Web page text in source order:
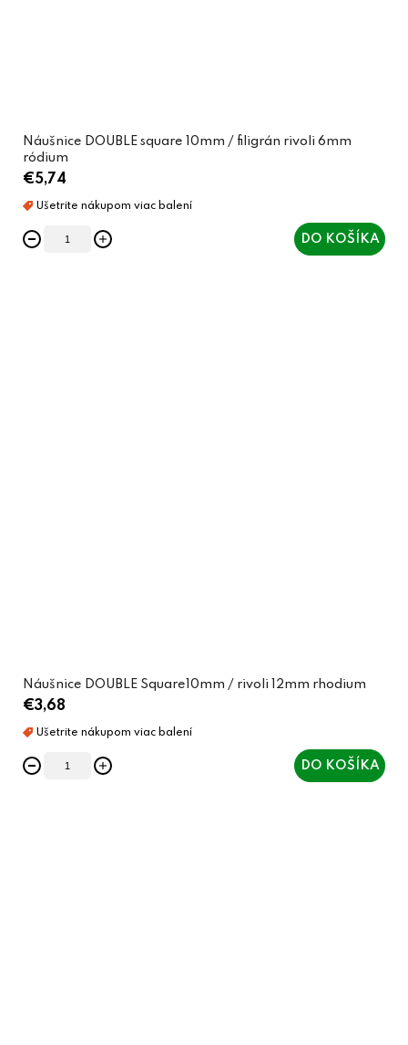
Náušnice DOUBLE square 10mm / filigrán rivoli 6mm
ródium
€5,74
DO KOŠÍKA
Náušnice DOUBLE Square10mm / rivoli 12mm rhodium
€3,68
DO KOŠÍKA